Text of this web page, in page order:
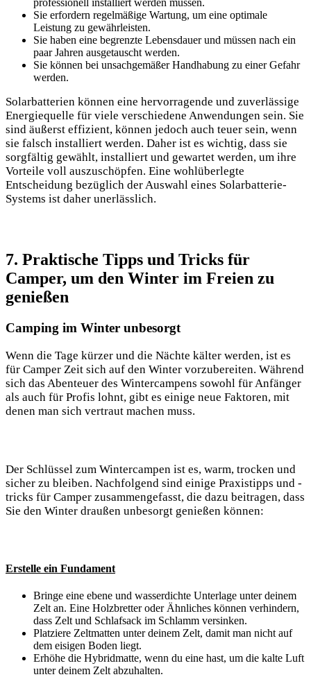
professionell installiert werden müssen.
Sie erfordern regelmäßige Wartung, um⁢ eine optimale
Leistung zu gewährleisten.
Sie haben eine begrenzte Lebensdauer und müssen ‍nach⁤ ein
paar⁣ Jahren ausgetauscht ​werden.
Sie ​können bei unsachgemäßer Handhabung zu einer ⁣Gefahr
werden.
Solarbatterien können eine hervorragende⁣ und zuverlässige
Energiequelle für viele verschiedene Anwendungen ⁢sein. Sie
sind⁢ äußerst effizient, können jedoch ⁣auch teuer ‍sein, wenn
sie falsch installiert werden. Daher ist es wichtig, ⁢dass sie
sorgfältig gewählt, installiert und gewartet⁣ werden, um​ ihre ​
Vorteile voll auszuschöpfen. Eine wohlüberlegte
Entscheidung bezüglich der Auswahl eines Solarbatterie-
Systems ist daher unerlässlich.
7.⁤ Praktische Tipps und Tricks für
Camper, um den Winter im Freien zu
genießen
Camping im Winter unbesorgt
Wenn die Tage kürzer und ⁣die Nächte kälter werden, ist⁢ es⁣
für Camper Zeit sich auf⁤ den⁢ Winter vorzubereiten. Während
sich das Abenteuer des Wintercampens ⁢sowohl für Anfänger⁤
als auch für Profis lohnt, gibt es einige neue Faktoren, mit
denen man sich vertraut machen ​muss.
Der Schlüssel zum Wintercampen ist⁣ es, warm, trocken ‌und‍
sicher zu bleiben. Nachfolgend‍ sind einige Praxistipps und -
tricks⁤ für Camper zusammengefasst, die‍ dazu beitragen, ⁤dass⁢
Sie den ​Winter‍ draußen‌ unbesorgt genießen können:
Erstelle ein Fundament
Bringe eine ebene und wasserdichte​ Unterlage unter deinem
Zelt an. Eine Holzbretter⁢ oder Ähnliches können verhindern,
dass Zelt und Schlafsack im Schlamm‌ versinken.
Platziere Zeltmatten unter​ deinem⁣ Zelt, damit man nicht auf
dem eisigen Boden liegt.
Erhöhe die Hybridmatte,⁣ wenn du eine hast, um die kalte Luft
unter deinem Zelt abzuhalten.